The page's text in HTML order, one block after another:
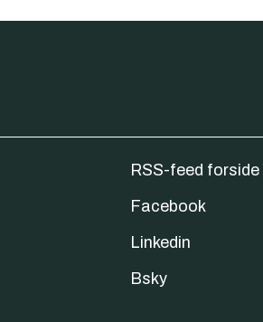
RSS-feed forside
Facebook
Linkedin
Bsky